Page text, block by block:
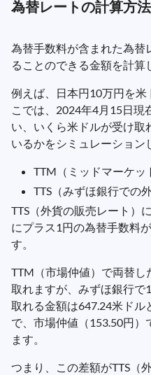
為替レートの計算方法
為替手数料が含まれた為替
ることのできる金額を計算
例えば、日本円10万円を米
こでは、2024年4月15日現
い、いくら米ドルが受け取
いるかをシミュレーション
TTM（ミッドマーケッ
TTS（みずほ銀行での
TTS（外貨の販売レート）
にプラス1円の為替手数料
す。
TTM（市場仲値）で両替し
取れますが、みずほ銀行で
取れる金額は647.24米ドル
で、市場仲値（153.50円）
ます。
つまり、この差額がTTS（